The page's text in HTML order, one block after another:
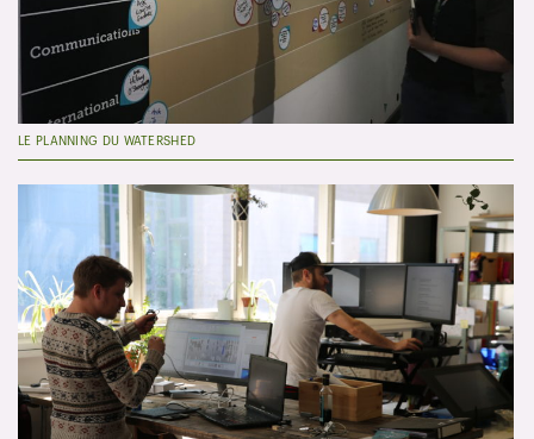
LE PLANNING DU WATERSHED